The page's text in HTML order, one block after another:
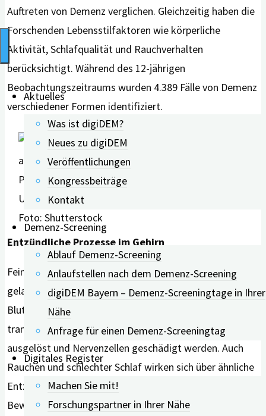
Aktuelles
Was ist digiDEM?
Neues zu digiDEM
Veröffentlichungen
Kongressbeiträge
Kontakt
Demenz-Screening
Ablauf Demenz-Screening
Anlaufstellen nach dem Demenz-Screening
digiDEM Bayern – Demenz-Screeningtage in Ihrer
Nähe
Anfrage für einen Demenz-Screeningtag
Digitales Register
Machen Sie mit!
Forschungspartner in Ihrer Nähe
Auftreten von Demenz verglichen. Gleichzeitig haben die
Forschenden Lebensstilfaktoren wie körperliche
Aktivität, Schlafqualität und Rauchverhalten
berücksichtigt. Während des 12-jährigen
Beobachtungszeitraums wurden 4.389 Fälle von Demenz
verschiedener Formen identifiziert.
Foto: Shutterstock
Entzündliche Prozesse im Gehirn
Feinstaub könne direkt über die Nase ins Gehirn
gelangen oder indirekt über die Atemwege in den
Blutkreislauf aufgenommen und zum Gehirn
transportiert werden. Dort können Entzündungen
ausgelöst und Nervenzellen geschädigt werden. Auch
Rauchen und schlechter Schlaf wirken sich über ähnliche
Entzündungsmechanismen negativ auf das Gehirn aus.
Bewegung hingegen verbessert die Durchblutung und